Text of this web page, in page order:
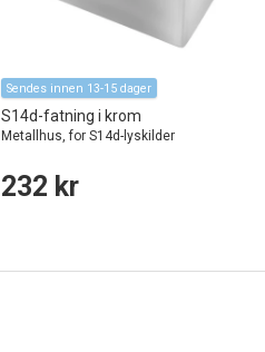
Sendes innen 13-15 dager
S14d-fatning i krom
Metallhus, for S14d-lyskilder
232 kr